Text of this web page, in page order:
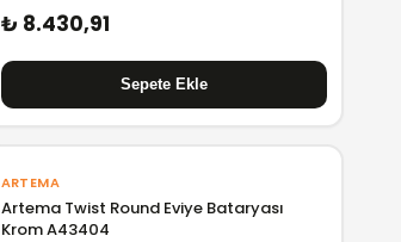
₺ 8.430,91
ARTEMA
Artema Twist Round Eviye Bataryası
Krom A43404